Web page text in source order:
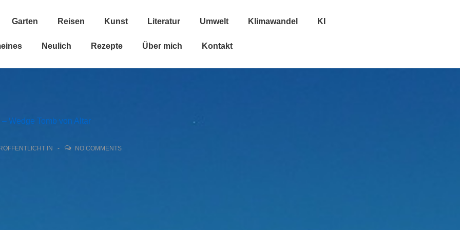
Garten Reisen Kunst Literatur Umwelt Klimawandel KI
Neulich Rezepte Über mich Kontakt
Wedge Tomb von Altar
IN NO COMMENTS